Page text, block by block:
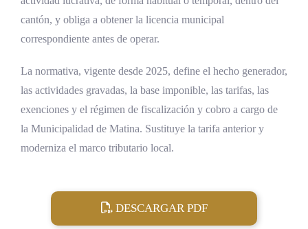
cantón, y obliga a obtener la licencia municipal
correspondiente antes de operar.
La normativa, vigente desde 2025, define el hecho generador,
las actividades gravadas, la base imponible, las tarifas, las
exenciones y el régimen de fiscalización y cobro a cargo de
la Municipalidad de Matina. Sustituye la tarifa anterior y
moderniza el marco tributario local.
DESCARGAR PDF